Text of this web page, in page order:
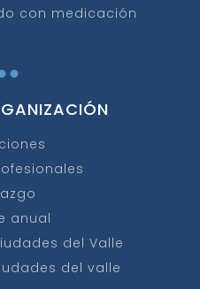
con medicación
anual
del Valle
del valle